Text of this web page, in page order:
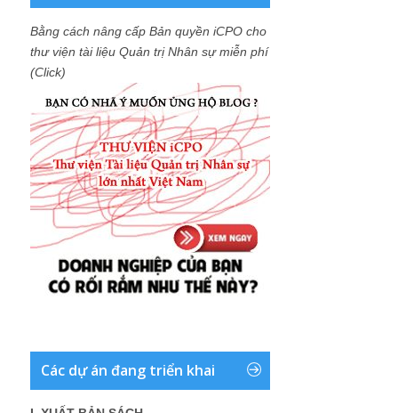
Bằng cách nâng cấp Bản quyền iCPO cho
thư viện tài liệu Quản trị Nhân sự miễn phí
(Click)
Các dự án đang triển khai